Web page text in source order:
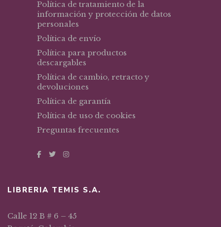
Política de tratamiento de la
información y protección de datos
personales
Política de envío
Política para productos
descargables
Política de cambio, retracto y
devoluciones
Política de garantía
Política de uso de cookies
Preguntas frecuentes
LIBRERIA TEMIS S.A.
Calle 12 B # 6 – 45